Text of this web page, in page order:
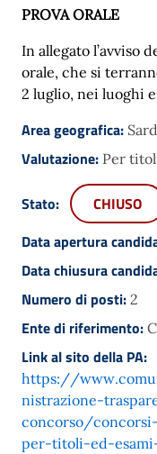
PROVA ORALE
In allegato l’avviso
orale, che si
2 luglio, nei luoghi
Area geografica:
Valutazione: Per
Stato:
CHIUSO
Data apertura
Data chiusura
Numero di posti: 2
Ente di riferimento:
Link al sito della PA:
https://
nistrazione-
concorso/
per-titoli-ed-